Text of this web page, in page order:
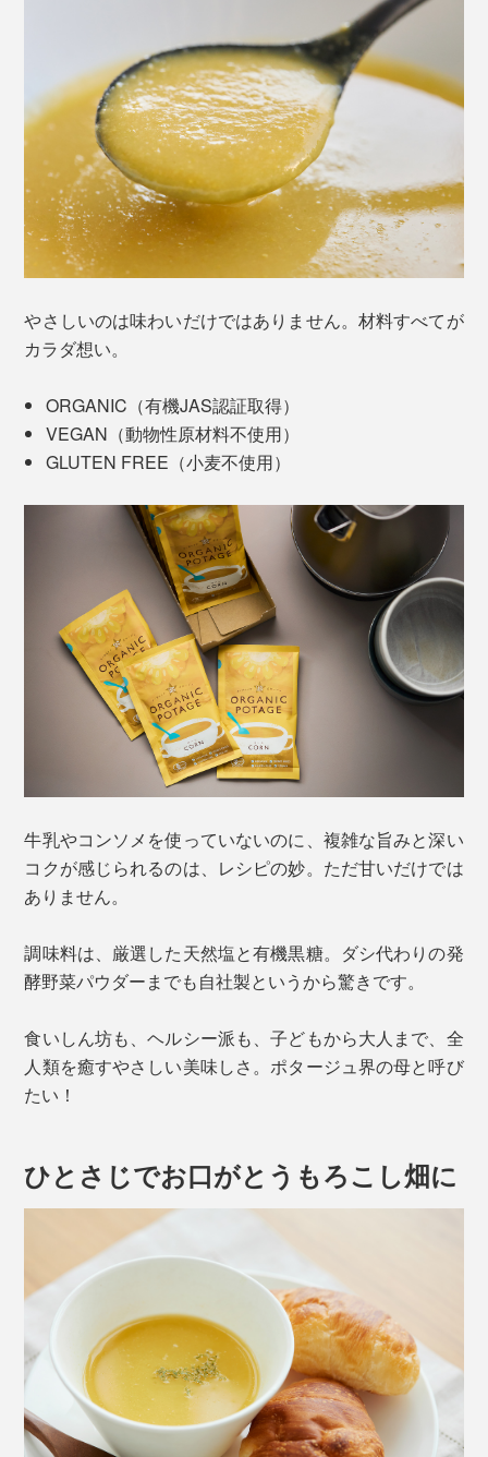
やさしいのは味わいだけではありません。材料すべてが
カラダ想い。
ORGANIC（有機JAS認証取得）
VEGAN（動物性原材料不使用）
GLUTEN FREE（小麦不使用）
牛乳やコンソメを使っていないのに、複雑な旨みと深い
コクが感じられるのは、レシピの妙。ただ甘いだけでは
ありません。
調味料は、厳選した天然塩と有機黒糖。ダシ代わりの発
酵野菜パウダーまでも自社製というから驚きです。
食いしん坊も、ヘルシー派も、子どもから大人まで、全
人類を癒すやさしい美味しさ。ポタージュ界の母と呼び
たい！
ひとさじでお口がとうもろこし畑に